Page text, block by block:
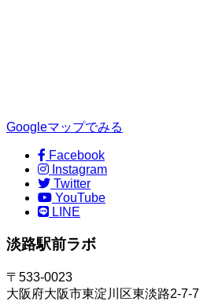
Googleマップでみる
Facebook
Instagram
Twitter
YouTube
LINE
淡路駅前ラボ
〒533-0023
大阪府大阪市東淀川区東淡路2-7-7